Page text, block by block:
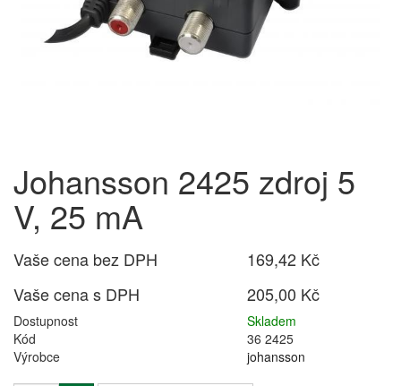
Johansson 2425 zdroj 5
V, 25 mA
Vaše cena bez DPH
169,42 Kč
Vaše cena s DPH
205,00 Kč
Dostupnost
Skladem
Kód
36 2425
Výrobce
johansson